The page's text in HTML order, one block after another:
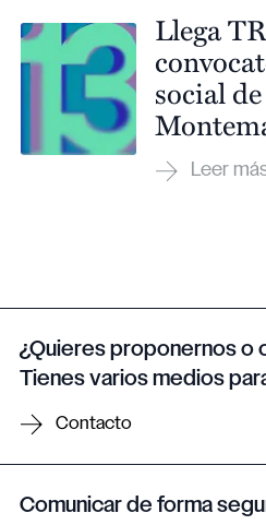
Llega
social
¿Quieres proponernos o
Tienes varios medios
Contacto
Comunicar de forma